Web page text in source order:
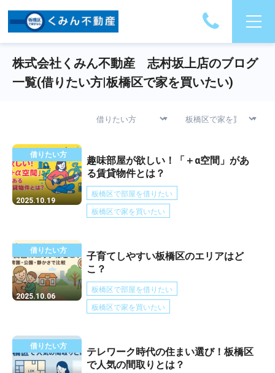
株式会社くみん不動産 志村坂上店のブログ
一覧(借りたい方|板橋区で家を買いたい)
借りたい方
2025.10.19
趣味部屋が欲しい！「＋α空間」があ
る賃貸物件とは？
板橋区で部屋を借りたい
板橋区で家を買いたい
借りたい方
2025.10.06
子育てしやすい板橋区のエリアはど
こ？
板橋区で部屋を借りたい
板橋区で家を買いたい
借りたい方
テレワーク時代の住まい選び！板橋区
で人気の間取りとは？